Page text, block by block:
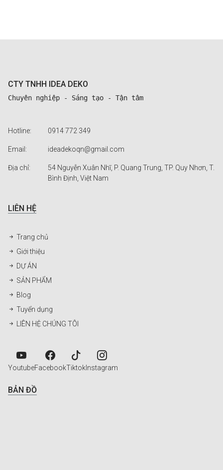
CTY TNHH IDEA DEKO
Chuyên nghiệp - Sáng tạo - Tận tâm
Hotline: 0914 772 349
Email: ideadekoqn@gmail.com
Địa chỉ:
54 Nguyễn Xuân Nhĩ, P. Quang Trung, TP. Quy Nhơn, T.
Bình Định, Việt Nam
LIÊN HỆ
Trang chủ
Giới thiệu
DỰ ÁN
SẢN PHẨM
Blog
Tuyển dụng
LIÊN HỆ CHÚNG TÔI
YoutubeFacebookTiktok Instagram
BẢN ĐỒ